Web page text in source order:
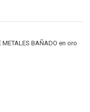
METALES BAÑADO en oro